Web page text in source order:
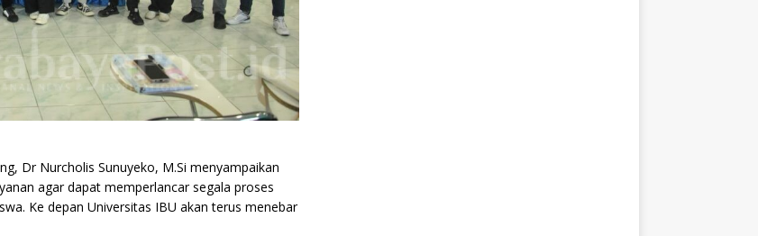
Dr Nurcholis Sunuyeko, M.Si menyampaikan
agar dapat memperlancar segala proses
Ke depan Universitas IBU akan terus menebar